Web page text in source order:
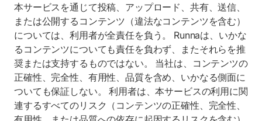
本サービスを通じて投稿、アップロード、共有、送信、
または公開するコンテンツ（違法なコンテンツを含む）
については、利用者が全責任を負う。 Runnaは、いかな
るコンテンツについても責任を負わず、またそれらを推
奨または支持するものではない。 当社は、コンテンツの
正確性、完全性、有用性、品質を含め、いかなる側面に
ついても保証しない。 利用者は、本サービスの利用に関
連するすべてのリスク（コンテンツの正確性、完全性、